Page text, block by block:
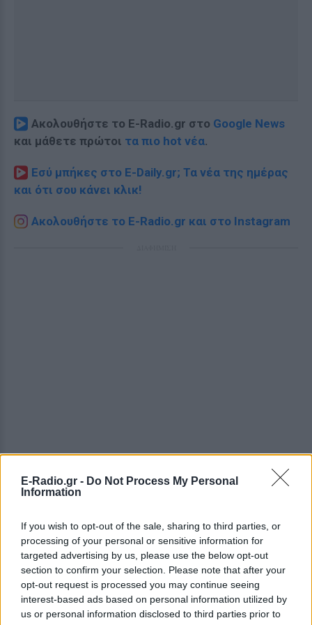
E-Radio.gr - Do Not Process My Personal
Information
If you wish to opt-out of the sale, sharing to third parties, or
processing of your personal or sensitive information for
targeted advertising by us, please use the below opt-out
section to confirm your selection. Please note that after your
opt-out request is processed you may continue seeing
interest-based ads based on personal information utilized by
us or personal information disclosed to third parties prior to
Ακολουθήστε το E-Radio.gr στο Google News
και μάθετε πρώτοι τα πιο hot νέα.
Εσύ μπήκες στο E-Daily.gr; Τα νέα της ημέρας
και ότι σου κάνει κλικ!
Ακολουθήστε το E-Radio.gr και στο Instagram
ΔΕΙΤΕ ΕΠΙΣΗΣ